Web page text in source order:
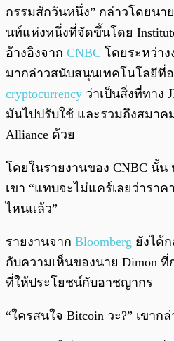
กรรมสักวันหนึ่ง” กล่าวโดยนาย
นท์แห่งหนึ่งที่จัดขึ้นโดย Institute
อ้างอิงจาก CNBC โดยระหว่าง
มากล่าวสนับสนุนเทคโนโลยีที่
cryptocurrency ว่าเป็นสิ่งที่ทาง
มันไปปรับใช้ และรวมถึงสมาคม
Alliance ด้วย
โดยในรายงานของ CNBC นั้น
เขา “แทบจะไม่แคร์เลยว่าราค
ไหนแล้ว”
รายงานจาก Bloomberg ยังได้
กับความเห็นของนาย Dimon ที่
ที่ให้ประโยชน์กับอาชญากร
“ใครสนใจ Bitcoin วะ?” เขากล่